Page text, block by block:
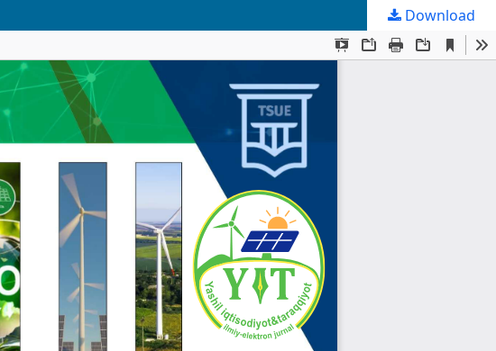
Download